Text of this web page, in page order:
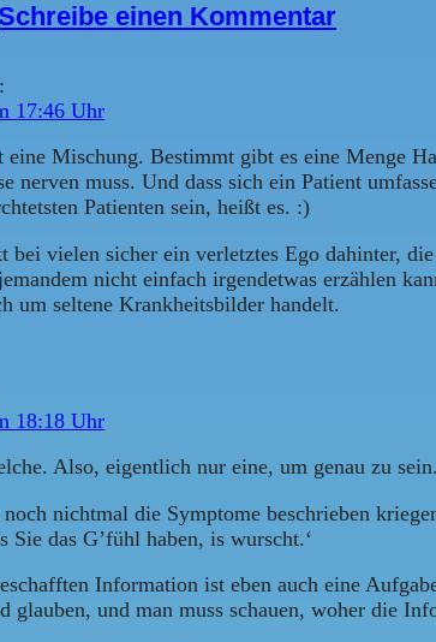
Schreibe einen Kommentar
17:46 Uhr
eine Mischung. Bestimmt gibt es eine Menge
nerven muss. Und dass sich ein Patient
Patienten sein, heißt es. :)
bei vielen sicher ein verletztes Ego dahinter,
nicht einfach irgendetwas erzählen
um seltene Krankheitsbilder handelt.
18:18 Uhr
Also, eigentlich nur eine, um genau zu sein.
nichtmal die Symptome beschrieben
Sie das G’fühl haben, is wurscht.‘
Information ist eben auch eine
glauben, und man muss schauen, woher die